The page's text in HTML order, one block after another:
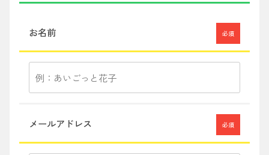
お名前 必須
メールアドレス 必須